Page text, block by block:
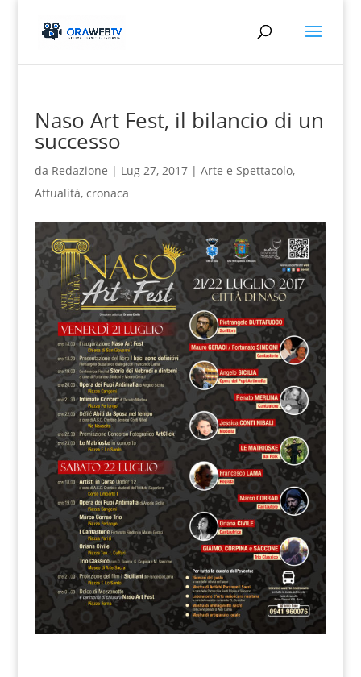
Naso Art Fest, il bilancio di un
successo
da Redazione | Lug 27, 2017| Arte e Spettacolo,
Attualità, cronaca